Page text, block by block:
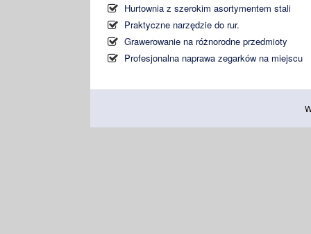
Hurtownia z szerokim asortymentem stali
Praktyczne narzędzie do rur.
Grawerowanie na różnorodne przedmioty
Profesjonalna naprawa zegarków na miejscu